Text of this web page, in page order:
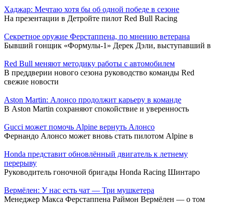
Хаджар: Мечтаю хотя бы об одной победе в сезоне
На презентации в Детройте пилот Red Bull Racing
Секретное оружие Ферстаппена, по мнению ветерана
Бывший гонщик «Формулы-1» Дерек Дэли, выступавший в
Red Bull меняют методику работы с автомобилем
В преддверии нового сезона руководство команды Red
свежие новости
Aston Martin: Алонсо продолжит карьеру в команде
В Aston Martin сохраняют спокойствие и уверенность
Gucci может помочь Alpine вернуть Алонсо
Фернандо Алонсо может вновь стать пилотом Alpine в
Honda представит обновлённый двигатель к летнему
перерыву
Руководитель гоночной бригады Honda Racing Шинтаро
Вермёлен: У нас есть чат — Три мушкетера
Менеджер Макса Ферстаппена Раймон Вермёлен — о том